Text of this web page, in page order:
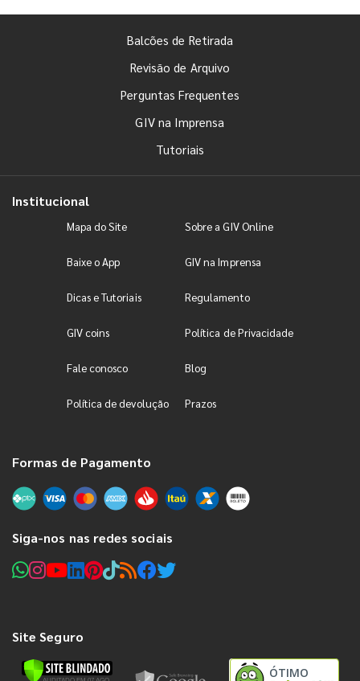
Balcões de Retirada
Revisão de Arquivo
Perguntas Frequentes
GIV na Imprensa
Tutoriais
Institucional
Mapa do Site Sobre a GIV Online
Baixe o App GIV na Imprensa
Dicas e Tutoriais Regulamento
GIV coins Política de Privacidade
Fale conosco Blog
Política de devolução Prazos
Formas de Pagamento
Siga-nos nas redes sociais
Site Seguro
ÓTIMO